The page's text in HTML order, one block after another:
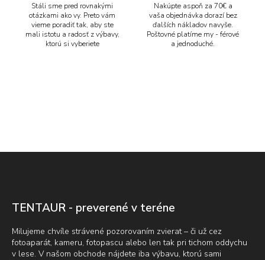
Stáli sme pred rovnakými
otázkami ako vy. Preto vám
vieme poradiť tak, aby ste
mali istotu a radosť z výbavy,
ktorú si vyberiete
Nakúpte aspoň za 70€ a
vaša objednávka dorazí bez
ďalších nákladov navyše.
Poštovné platíme my - férové
a jednoduché.
Z
TENTAUR - preverené v teréne
Milujeme chvíle strávené pozorovaním zvierat – či už cez
fotoaparát, kameru, fotopascu alebo len tak pri tichom oddychu
v lese. V našom obchode nájdete iba výbavu, ktorú sami